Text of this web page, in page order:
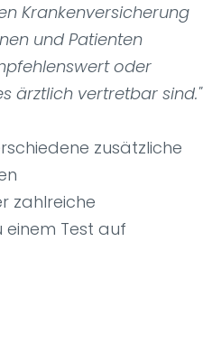
Krankenversicherung
und Patienten
oder
ärztlich vertretbar sind."
zusätzliche
zahlreiche
einem Test auf